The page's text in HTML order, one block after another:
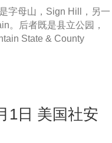
字母山，Sign Hill，另一
。后者既是县立公园，
State & County
1日 美国社安